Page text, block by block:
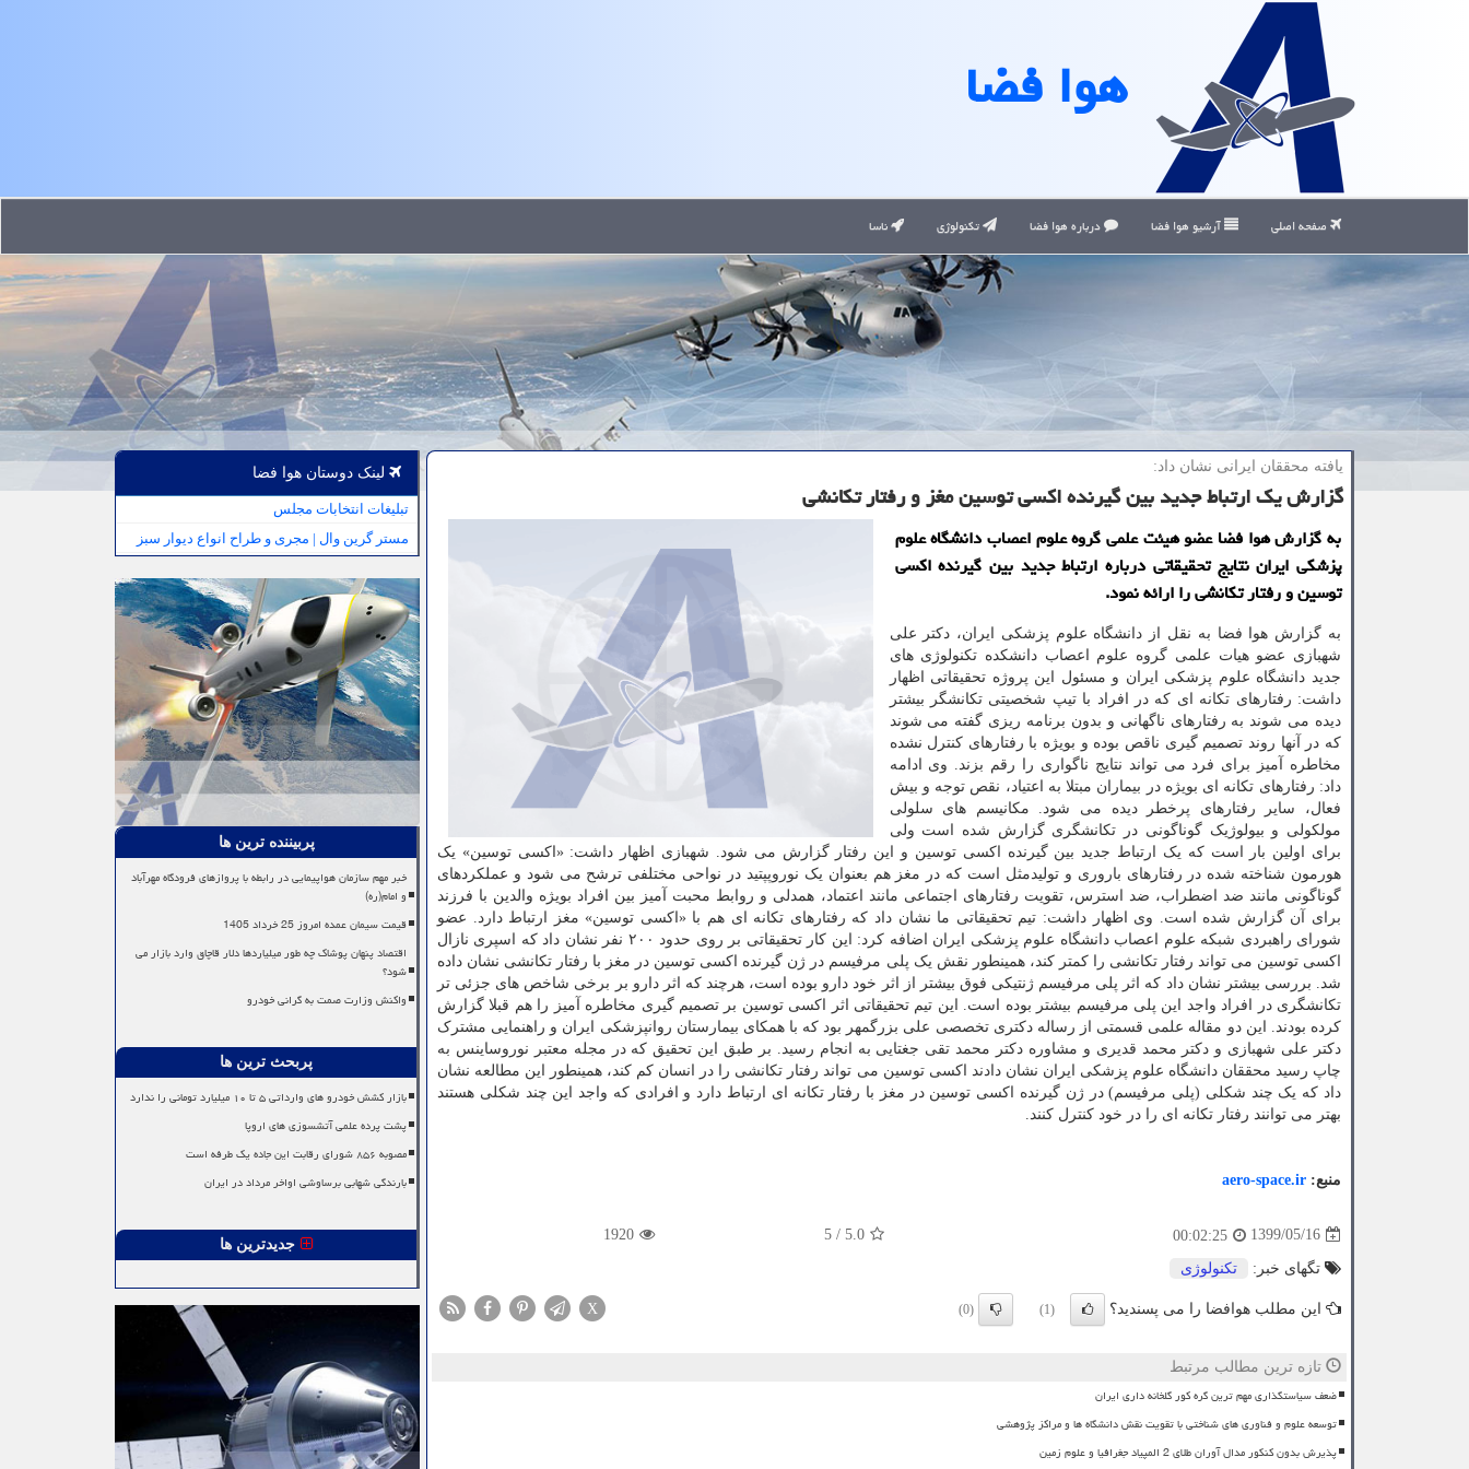
هوا فضا
صفحه اصلی آرشیو هوا فضا درباره هوا فضا تکنولوژی ناسا
یافته محققان ایرانی نشان داد:
گزارش یك ارتباط جدید بین گیرنده اكسی توسین مغز و رفتار تكانشی
به گزارش هوا فضا عضو هیئت علمی گروه علوم اعصاب دانشگاه علوم
پزشكی ایران نتایج تحقیقاتی درباره ارتباط جدید بین گیرنده اكسی
توسین و رفتار تكانشی را ارائه نمود.
به گزارش هوا فضا به نقل از دانشگاه علوم پزشکی ایران، دکتر علی
شهبازی عضو هیات علمی گروه علوم اعصاب دانشکده تکنولوژی های
جدید دانشگاه علوم پزشکی ایران و مسئول این پروژه تحقیقاتی اظهار
داشت: رفتارهای تکانه ای که در افراد با تیپ شخصیتی تکانشگر بیشتر
دیده می شوند به رفتارهای ناگهانی و بدون برنامه ریزی گفته می شوند
که در آنها روند تصمیم گیری ناقص بوده و بویژه با رفتارهای کنترل نشده
مخاطره آمیز برای فرد می تواند نتایج ناگواری را رقم بزند. وی ادامه
داد: رفتارهای تکانه ای بویژه در بیماران مبتلا به اعتیاد، نقص توجه و بیش
فعال، سایر رفتارهای پرخطر دیده می شود. مکانیسم های سلولی
مولکولی و بیولوژیک گوناگونی در تکانشگری گزارش شده است ولی
برای اولین بار است که یک ارتباط جدید بین گیرنده اکسی توسین و این رفتار گزارش می شود. شهبازی اظهار داشت: «اکسی توسین» یک
هورمون شناخته شده در رفتارهای باروری و تولیدمثل است که در مغز هم بعنوان یک نوروپپتید در نواحی مختلفی ترشح می شود و عملکردهای
گوناگونی مانند ضد اضطراب، ضد استرس، تقویت رفتارهای اجتماعی مانند اعتماد، همدلی و روابط محبت آمیز بین افراد بویژه والدین با فرزند
برای آن گزارش شده است. وی اظهار داشت: تیم تحقیقاتی ما نشان داد که رفتارهای تکانه ای هم با «اکسی توسین» مغز ارتباط دارد. عضو
شورای راهبردی شبکه علوم اعصاب دانشگاه علوم پزشکی ایران اضافه کرد: این کار تحقیقاتی بر روی حدود ۲۰۰ نفر نشان داد که اسپری نازال
اکسی توسین می تواند رفتار تکانشی را کمتر کند، همینطور نقش یک پلی مرفیسم در ژن گیرنده اکسی توسین در مغز با رفتار تکانشی نشان داده
شد. بررسی بیشتر نشان داد که اثر پلی مرفیسم ژنتیکی فوق بیشتر از اثر خود دارو بوده است، هرچند که اثر دارو بر برخی شاخص های جزئی تر
تکانشگری در افراد واجد این پلی مرفیسم بیشتر بوده است. این تیم تحقیقاتی اثر اکسی توسین بر تصمیم گیری مخاطره آمیز را هم قبلا گزارش
کرده بودند. این دو مقاله علمی قسمتی از رساله دکتری تخصصی علی بزرگمهر بود که با همکای بیمارستان روانپزشکی ایران و راهنمایی مشترک
دکتر علی شهبازی و دکتر محمد قدیری و مشاوره دکتر محمد تقی جغتایی به انجام رسید. بر طبق این تحقیق که در مجله معتبر نوروساینس به
چاپ رسید محققان دانشگاه علوم پزشکی ایران نشان دادند اکسی توسین می تواند رفتار تکانشی را در انسان کم کند، همینطور این مطالعه نشان
داد که یک چند شکلی (پلی مرفیسم) در ژن گیرنده اکسی توسین در مغز با رفتار تکانه ای ارتباط دارد و افرادی که واجد این چند شکلی هستند
بهتر می توانند رفتار تکانه ای را در خود کنترل کنند.
منبع: aero-space.ir
1399/05/16
00:02:25
5.0
/
5
1920
تگهای خبر: تكنولوژی
این مطلب هوافضا را می پسندید؟ (1)
(0)
X
تازه ترین مطالب مرتبط
ضعف سیاستگذاری مهم ترین گره کور گلخانه داری ایران
توسعه علوم و فناوری های شناختی با تقویت نقش دانشگاه ها و مراکز پژوهشی
پذیرش بدون کنکور مدال آوران طلای 2 المپیاد جغرافیا و علوم زمین
لینک دوستان هوا فضا
تبلیغات انتخابات مجلس
مستر گرین وال | مجری و طراح انواع دیوار سبز
پربیننده ترین ها
خبر مهم سازمان هواپیمایی در رابطه با پروازهای فرودگاه مهرآباد
و امام(ره)
قیمت سیمان عمده امروز 25 خرداد 1405
اقتصاد پنهان پوشاک چه طور میلیاردها دلار قاچاق وارد بازار می
شود؟
واکنش وزارت صمت به گرانی خودرو
پربحث ترین ها
بازار کشش خودرو های وارداتی ۵ تا ۱۰ میلیارد تومانی را ندارد
پشت پرده علمی آتشسوزی های اروپا
مصوبه ۸۵۶ شورای رقابت این جاده یک طرفه است
بارندگی شهابی برساوشی اواخر مرداد در ایران
جدیدترین ها